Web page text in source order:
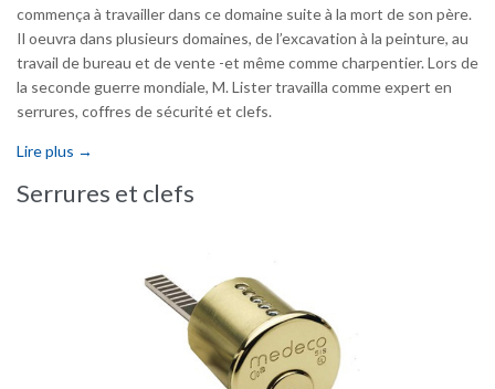
commença à travailler dans ce domaine suite à la mort de son père.
Il oeuvra dans plusieurs domaines, de l’excavation à la peinture, au
travail de bureau et de vente -et même comme charpentier. Lors de
la seconde guerre mondiale, M. Lister travailla comme expert en
serrures, coffres de sécurité et clefs.
Lire plus →
Serrures et clefs